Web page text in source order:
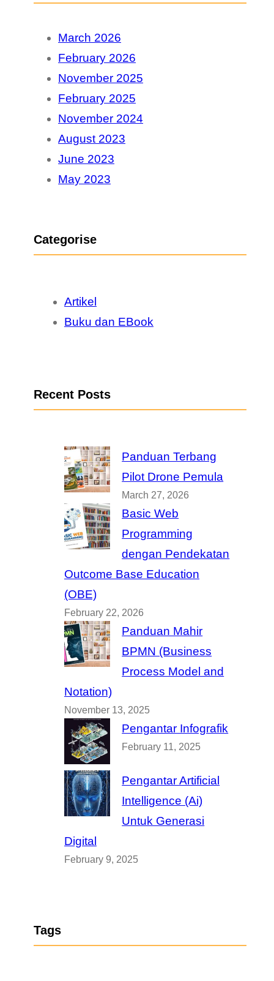
March 2026
February 2026
November 2025
February 2025
November 2024
August 2023
June 2023
May 2023
Categorise
Artikel
Buku dan EBook
Recent Posts
Panduan Terbang
Pilot Drone Pemula
March 27, 2026
Basic Web
Programming
dengan Pendekatan
Outcome Base Education
(OBE)
February 22, 2026
Panduan Mahir
BPMN (Business
Process Model and
Notation)
November 13, 2025
Pengantar Infografik
February 11, 2025
Pengantar Artificial
Intelligence (Ai)
Untuk Generasi
Digital
February 9, 2025
Tags